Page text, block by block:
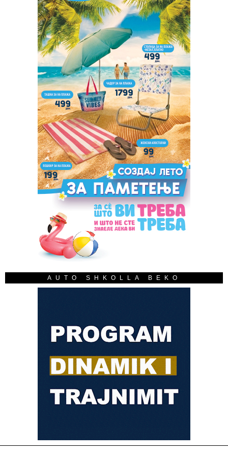
AUTO SHKOLLA BEKO